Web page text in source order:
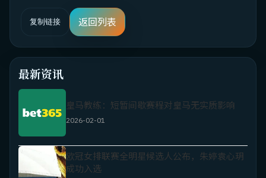
复制链接 返回列表
最新资讯
皇马教练：短暂间歇赛程对皇马无实质影响
2026-02-01
欧冠女排联赛全明星候选人公布，朱婷袁心玥
成功入选